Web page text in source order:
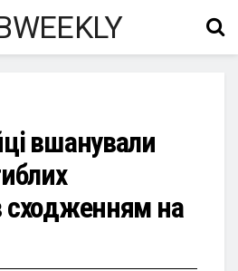
вшанували
сходженням на